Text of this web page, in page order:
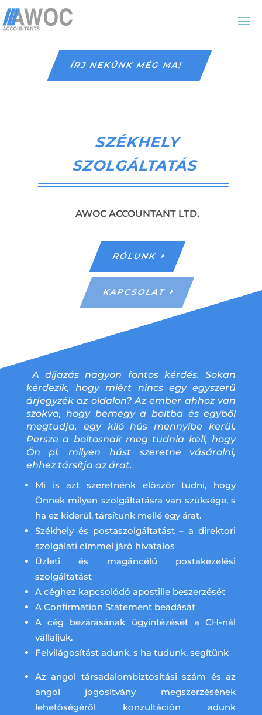
ÍRJ NEKÜNK MÉG MA!
SZÉKHELY
SZOLGÁLTATÁS
AWOC ACCOUNTANT LTD.
RÓLUNK
KAPCSOLAT
A díjazás nagyon fontos kérdés. Sokan
kérdezik, hogy miért nincs egy egyszerű
árjegyzék az oldalon? Az ember ahhoz van
szokva, hogy bemegy a boltba és egyből
megtudja, egy kiló hús mennyibe kerül.
Persze a boltosnak meg tudnia kell, hogy
Ön pl. milyen húst szeretne vásárolni,
ehhez társítja az árat.
Mi is azt szeretnénk először tudni, hogy
Önnek milyen szolgáltatásra van szüksége, s
ha ez kiderül, társítunk mellé egy árat.
Székhely és postaszolgáltatást – a direktori
szolgálati címmel járó hivatalos
Üzleti és magáncélú postakezelési
szolgáltatást
A céghez kapcsolódó apostille beszerzését
A Confirmation Statement beadását
A cég bezárásának ügyintézését a CH-nál
vállaljuk.
Felvilágosítást adunk, s ha tudunk, segítünk
Az angol társadalombiztosítási szám és az
angol jogosítvány megszerzésének
lehetőségéről konzultáción adunk